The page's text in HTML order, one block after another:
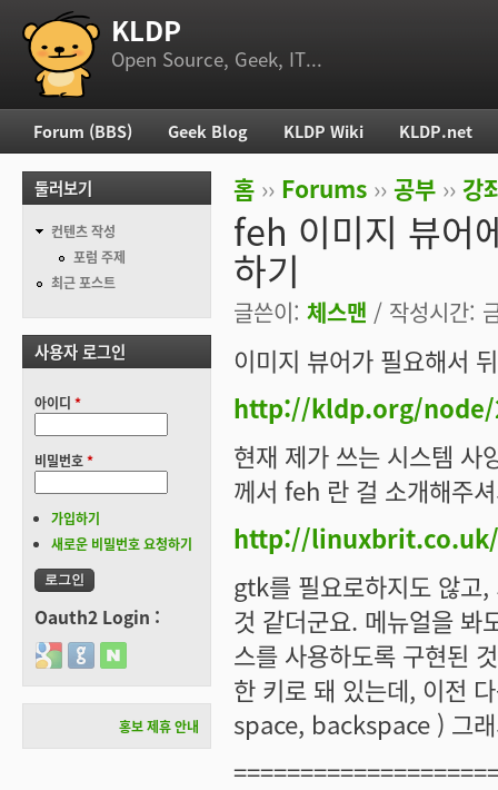
부 메뉴 KLDP
Open Source, Geek, IT...
현재 위치
홈 ›› Forums ›› 공부 ›› 강
feh 이미지 뷰어
하기
글쓴이: 체스맨 / 작성시간:
이미지 뷰어가 필요해서
http://kldp.org/node/
현재 제가 쓰는 시스템
께서 feh 란 걸 소개해주
http://
gtk를 필요로하지도 않고
것 같더군요. 메뉴얼을 봐
스를 사용하도록 구현된
한 키로 돼 있는데, 이전
space, backspace ) 그
주 메뉴
Forum (BBS) Geek Blog KLDP Wiki KLDP.net
둘러보기
컨텐츠 작성
포럼 주제
최근 포스트
사용자 로그인
아이디 *
비밀번호*
가입하기
새로운 비밀번호 요청하기
Oauth2 Login :
Login with Google
Login with GitHub
Login with Naver
홍보 제휴 안내